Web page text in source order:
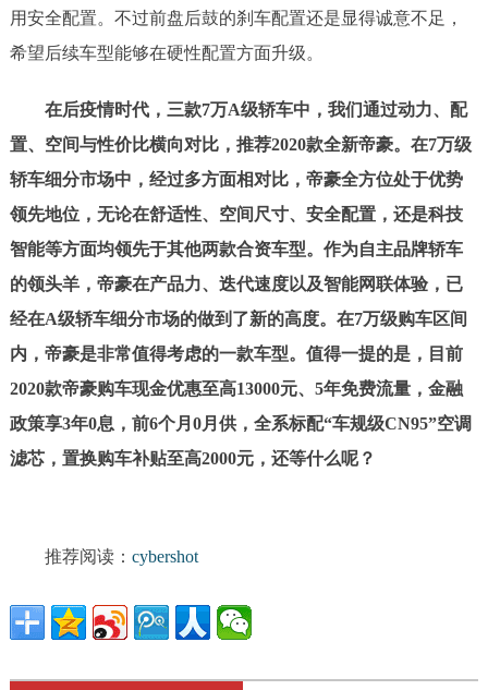
用安全配置。不过前盘后鼓的刹车配置还是显得诚意不足，
希望后续车型能够在硬性配置方面升级。
在后疫情时代，三款7万A级轿车中，我们通过动力、配
置、空间与性价比横向对比，推荐2020款全新帝豪。在7万级
轿车细分市场中，经过多方面相对比，帝豪全方位处于优势
领先地位，无论在舒适性、 空间 尺寸、安全配置， 还是科技
智能等方面均领先于其他两款合资车型。 作为自主品牌轿车
的领头羊， 帝豪在产品力、迭代速度以及智能网联体验，已
经在A级轿车细分市场的做到了新的高度。在7万级购车区间
内， 帝豪是非常值得考虑的一款车型。 值得一提的是，目前
2020款帝豪购车现金优惠至高13000元、 5年免费流量，金融
政策享3年0息，前6个月 0月供，全系标配“车规级CN95”空调
滤芯，置换购车补贴至高2000元，还等什么呢？
推荐阅读： cybershot